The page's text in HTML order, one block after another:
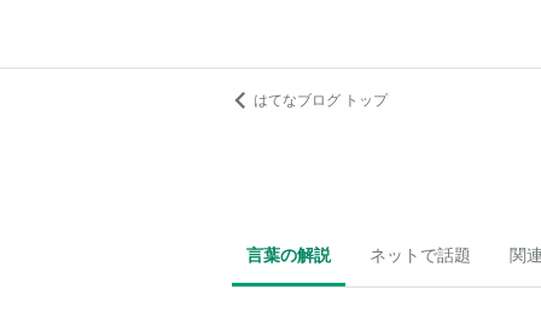
はてなブログ トップ
言葉の解説 ネットで話題 関